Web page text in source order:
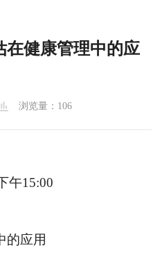
在健康管理中的应
浏览量： 106
午15:00
的应用